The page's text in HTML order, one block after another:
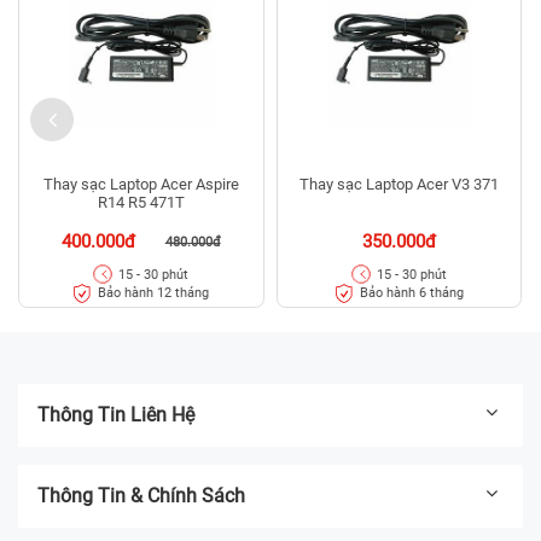
Thay sạc Laptop Acer Aspire
R14 R5 471T
400.000đ 480.000đ
15 - 30 phút
Bảo hành 12 tháng
Thay sạc Laptop Acer V3 371
350.000đ
15 - 30 phút
Bảo hành 6 tháng
Thông Tin Liên Hệ
Thông Tin & Chính Sách